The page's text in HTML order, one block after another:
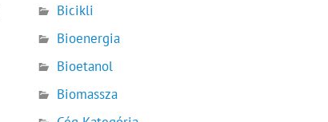
Bicikli
Bioenergia
Bioetanol
Biomassza